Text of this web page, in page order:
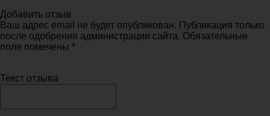
Добавить отзыв
Ваш адрес email не будет опубликован. Публикация только
после одобрения администрации сайта. Обязательные
поля помечены *
Текст отзыва